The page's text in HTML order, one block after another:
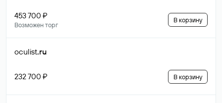
453 700 ₽
Возможен торг
В корзину
oculist.ru
232 700 ₽ В корзину